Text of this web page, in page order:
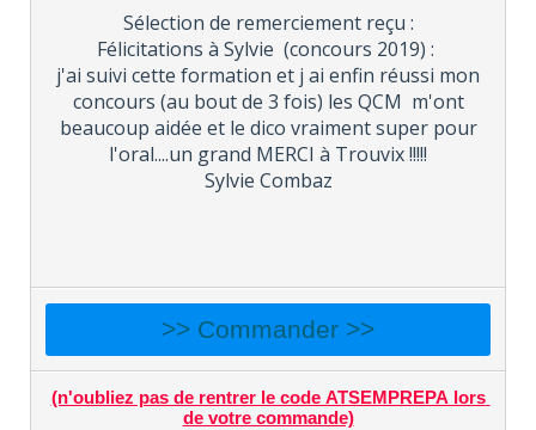
Sélection de remerciement reçu :
Félicitations à Sylvie (concours 2019) :
j'ai suivi cette formation et j ai enfin réussi mon
concours (au bout de 3 fois) les QCM m'ont
beaucoup aidée et le dico vraiment super pour
l'oral....un grand MERCI à Trouvix !!!!!
Sylvie Combaz
>> Commander >>
(n'oubliez pas de rentrer le code ATSEMPREPA lors
de votre commande)